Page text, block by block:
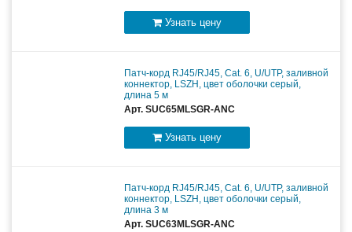
Узнать цену
Патч-корд RJ45/RJ45, Cat. 6, U/UTP, заливной
коннектор, LSZH, цвет оболочки серый,
длина 5 м
Арт. SUC65MLSGR-ANC
Узнать цену
Патч-корд RJ45/RJ45, Cat. 6, U/UTP, заливной
коннектор, LSZH, цвет оболочки серый,
длина 3 м
Арт. SUC63MLSGR-ANC